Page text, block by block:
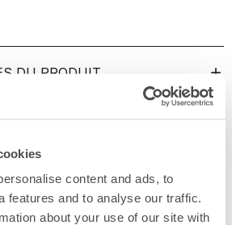
content and ads, to
features and to analyse our traffic.
about your use of our site with
DU PRODUIT